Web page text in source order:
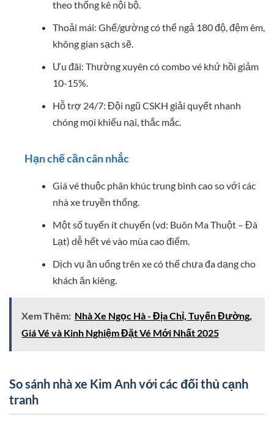
theo thống kê nội bộ.
Thoải mái: Ghế/gường có thể ngả 180 độ, đệm êm,
không gian sạch sẽ.
Ưu đãi: Thường xuyên có combo vé khứ hồi giảm
10-15%.
Hỗ trợ 24/7: Đội ngũ CSKH giải quyết nhanh
chóng mọi khiếu nại, thắc mắc.
Hạn chế cần cân nhắc
Giá vé thuộc phân khúc trung bình cao so với các
nhà xe truyền thống.
Một số tuyến ít chuyến (vd: Buôn Ma Thuột – Đà
Lạt) dễ hết vé vào mùa cao điểm.
Dịch vụ ăn uống trên xe có thể chưa đa dạng cho
khách ăn kiêng.
Xem Thêm: Nhà Xe Ngọc Hà - Địa Chỉ, Tuyến Đường,
Giá Vé và Kinh Nghiệm Đặt Vé Mới Nhất 2025
So sánh nhà xe Kim Anh với các đối thủ cạnh
tranh